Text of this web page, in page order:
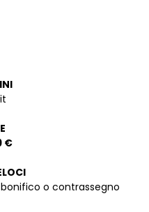
€
o contrassegno